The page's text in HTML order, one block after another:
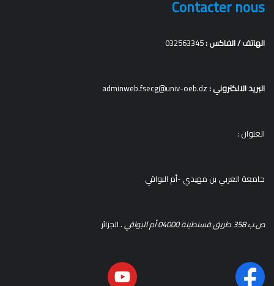
Contacter nous
الهاتف / الفاكس :032563345
البريد الالكتروني :
العنوان :
جامعة العربي بن مهيدي -أم البواقي
ص.ب 358 طريق قسنطينة 04000 أم البواقي . الجزائر